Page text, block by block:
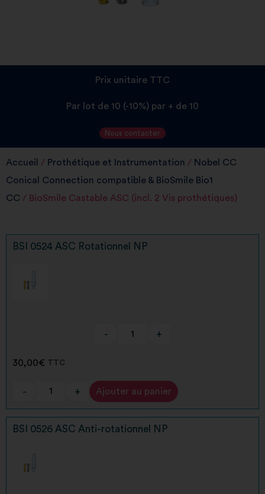
Prix unitaire TTC
Par lot de 10 (-10%) par + de 10
Nous contacter
Accueil / Prothétique et Instrumentation / Nobel CC
Conical Connection compatible & BioSmile Bio1
CC / BioSmile Castable ASC (incl. 2 Vis prothétiques)
BSI 0524 ASC Rotationnel NP
- +
30,00€ TTC
- + Ajouter au panier
Alternative:
BSI 0526 ASC Anti-rotationnel NP